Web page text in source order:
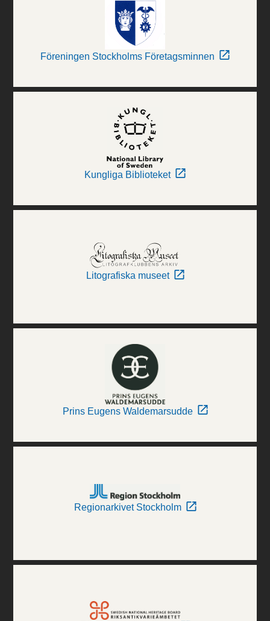
Föreningen Stockholms Företagsminnen
Kungliga Biblioteket
Litografiska museet
Prins Eugens Waldemarsudde
Regionarkivet Stockholm